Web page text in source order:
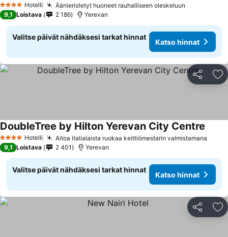
4 Tähtiluokitus
Hotelli Äänieristetyt huoneet rauhalliseen oleskeluun
9,1 Loistava 2 186 Yerevan
Valitse päivät nähdäksesi tarkat hinnat
Katso hinnat
Jaa
4 Tähtiluokitus
Hotelli Aitoa italialaista ruokaa keittiömestarin valmistamana
DoubleTree by Hilton Yerevan City Centre
9,1 Loistava 2 401 Yerevan
Valitse päivät nähdäksesi tarkat hinnat
Katso hinnat
Jaa